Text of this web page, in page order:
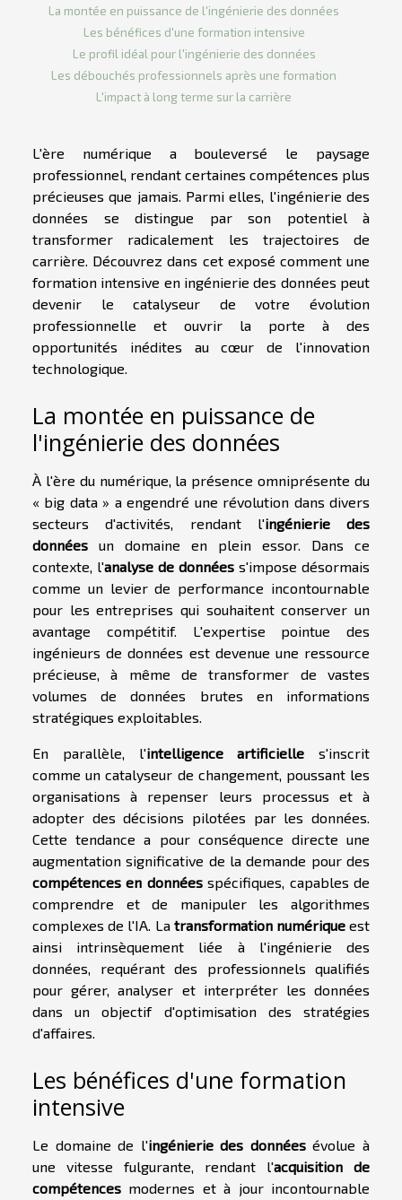
La montée en puissance de l'ingénierie des données
Les bénéfices d'une formation intensive
Le profil idéal pour l'ingénierie des données
Les débouchés professionnels après une formation
L'impact à long terme sur la carrière
L'ère numérique a bouleversé le paysage
professionnel, rendant certaines compétences plus
précieuses que jamais. Parmi elles, l'ingénierie des
données se distingue par son potentiel à
transformer radicalement les trajectoires de
carrière. Découvrez dans cet exposé comment une
formation intensive en ingénierie des données peut
devenir le catalyseur de votre évolution
professionnelle et ouvrir la porte à des
opportunités inédites au cœur de l'innovation
technologique.
La montée en puissance de
l'ingénierie des données
À l'ère du numérique, la présence omniprésente du
« big data » a engendré une révolution dans divers
secteurs d'activités, rendant l'ingénierie des
données un domaine en plein essor. Dans ce
contexte, l'analyse de données s'impose désormais
comme un levier de performance incontournable
pour les entreprises qui souhaitent conserver un
avantage compétitif. L'expertise pointue des
ingénieurs de données est devenue une ressource
précieuse, à même de transformer de vastes
volumes de données brutes en informations
stratégiques exploitables.
En parallèle, l'intelligence artificielle s'inscrit
comme un catalyseur de changement, poussant les
organisations à repenser leurs processus et à
adopter des décisions pilotées par les données.
Cette tendance a pour conséquence directe une
augmentation significative de la demande pour des
compétences en donnéesspécifiques, capables de
comprendre et de manipuler les algorithmes
complexes de l'IA. La transformation numériqueest
ainsi intrinsèquement liée à l'ingénierie des
données, requérant des professionnels qualifiés
pour gérer, analyser et interpréter les données
dans un objectif d'optimisation des stratégies
d'affaires.
Les bénéfices d'une formation
intensive
Le domaine de l'ingénierie des donnéesévolue à
une vitesse fulgurante, rendant l'acquisition de
compétences modernes et à jour incontournable